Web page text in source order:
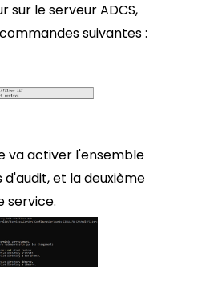
sur le serveur ADCS,
suivantes :
va activer l'ensemble
et la deuxième
service.